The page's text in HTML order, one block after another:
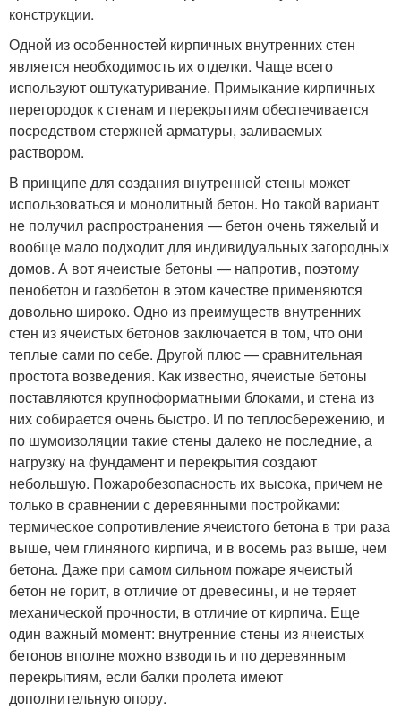
конструкции.
Одной из особенностей кирпичных внутренних стен
является необходимость их отделки. Чаще всего
используют оштукатуривание. Примыкание кирпичных
перегородок к стенам и перекрытиям обеспечивается
посредством стержней арматуры, заливаемых
раствором.
В принципе для создания внутренней стены может
использоваться и монолитный бетон. Но такой вариант
не получил распространения — бетон очень тяжелый и
вообще мало подходит для индивидуальных загородных
домов. А вот ячеистые бетоны — напротив, поэтому
пенобетон и газобетон в этом качестве применяются
довольно широко. Одно из преимуществ внутренних
стен из ячеистых бетонов заключается в том, что они
теплые сами по себе. Другой плюс — сравнительная
простота возведения. Как известно, ячеистые бетоны
поставляются крупноформатными блоками, и стена из
них собирается очень быстро. И по теплосбережению, и
по шумоизоляции такие стены далеко не последние, а
нагрузку на фундамент и перекрытия создают
небольшую. Пожаробезопасность их высока, причем не
только в сравнении с деревянными постройками:
термическое сопротивление ячеистого бетона в три раза
выше, чем глиняного кирпича, и в восемь раз выше, чем
бетона. Даже при самом сильном пожаре ячеистый
бетон не горит, в отличие от древесины, и не теряет
механической прочности, в отличие от кирпича. Еще
один важный момент: внутренние стены из ячеистых
бетонов вполне можно взводить и по деревянным
перекрытиям, если балки пролета имеют
дополнительную опору.